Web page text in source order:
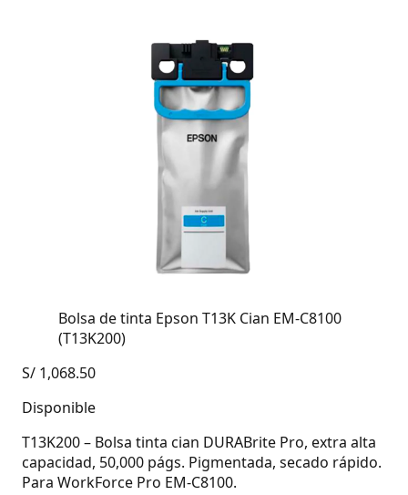
Bolsa de tinta Epson T13K Cian EM-C8100
(T13K200)
S/ 1,068.50
Disponible
T13K200 – Bolsa tinta cian DURABrite Pro, extra alta
capacidad, 50,000 págs. Pigmentada, secado rápido.
Para WorkForce Pro EM-C8100.